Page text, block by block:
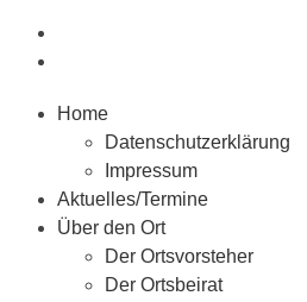
Home
Datenschutzerklärung
Impressum
Aktuelles/Termine
Über den Ort
Der Ortsvorsteher
Der Ortsbeirat